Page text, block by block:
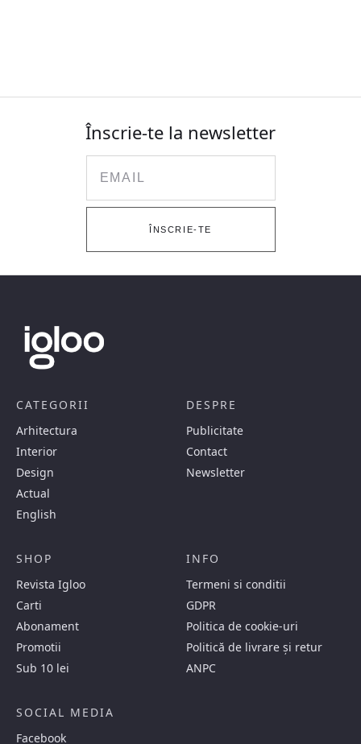
Înscrie-te la newsletter
ÎNSCRIE-TE
CATEGORII
Arhitectura
Interior
Design
Actual
English
DESPRE
Publicitate
Contact
Newsletter
SHOP
Revista Igloo
Carti
Abonament
Promotii
Sub 10 lei
INFO
Termeni si conditii
GDPR
Politica de cookie-uri
Politică de livrare și retur
ANPC
SOCIAL MEDIA
Facebook